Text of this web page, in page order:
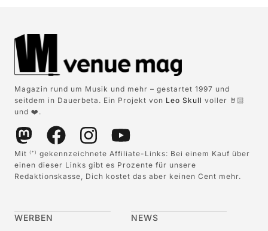
Magazin rund um Musik und mehr – gestartet 1997 und
seitdem in Dauerbeta. Ein Projekt von Leo Skull voller 🤘🏻
und ❤️.
Mit (*)
gekennzeichnete Affiliate-Links: Bei einem Kauf über
einen dieser Links gibt es Prozente für unsere
Redaktionskasse, Dich kostet das aber keinen Cent mehr.
WERBEN
NEWS